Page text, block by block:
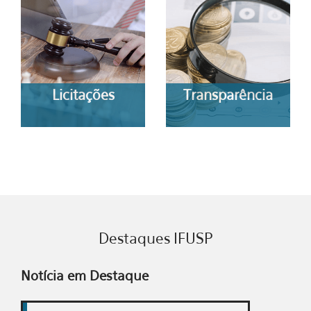
Licitações Transparência
Destaques IFUSP
Notícia em Destaque